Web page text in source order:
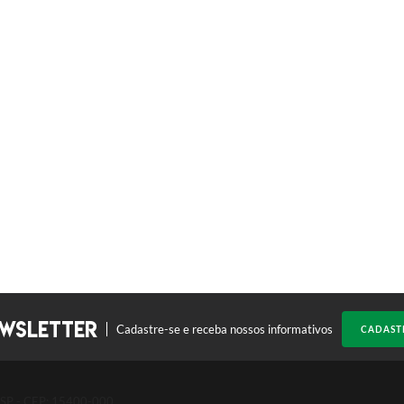
Cadastre-se e receba nossos informativos